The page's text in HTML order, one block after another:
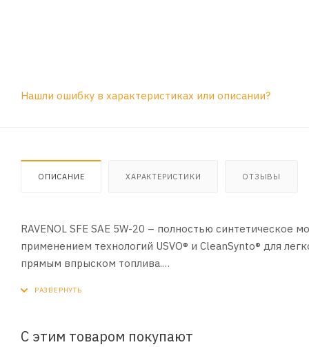
Нашли ошибку в характеристиках или описании?
ОПИСАНИЕ ХАРАКТЕРИСТИКИ ОТЗЫВЫ
RAVENOL SFE SAE 5W-20 – полностью
применением технологий USVO® и CleanSynto® для
прямым впрыском топлива.
обеспечить устойчивость к окислению. Эта
С этим товаром покупают